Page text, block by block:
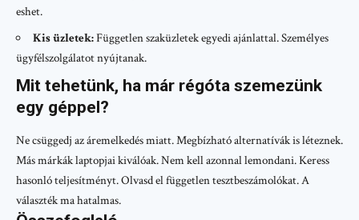
eshet.
Kis üzletek:Független szaküzletek egyedi ajánlattal. Személyes
ügyfélszolgálatot nyújtanak.
Mit tehetünk, ha már régóta szemezünk
egy géppel?
Ne csüggedj az áremelkedés miatt. Megbízható alternatívák is léteznek.
Más márkák laptopjai kiválóak. Nem kell azonnal lemondani. Keress
hasonló teljesítményt. Olvasd el független tesztbeszámolókat. A
választék ma hatalmas.